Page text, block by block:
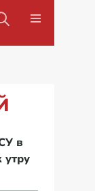
на
в